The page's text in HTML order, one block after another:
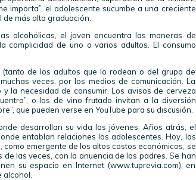
importa”, el adolescente sucumbe a una creciente
más alta graduación.
alcohólicas, el joven encuentra las maneras de
complicidad de uno o varios adultos. El consumo
de los adultos que lo rodean o del grupo de
veces, por los medios de comunicación. La
la necesidad de consumir. Los avisos de cerveza
o los de vino frutado invitan a la diversión
que pueden verse en YouTube para su discusión.
desarrollan su vida los jóvenes. Años atrás, el
entablan relaciones los adolescentes. Hoy, las
como emergente de los altos costos económicos, se
las veces, con la anuencia de los padres. Se han
su espacio en Internet (www.tuprevia.com), en